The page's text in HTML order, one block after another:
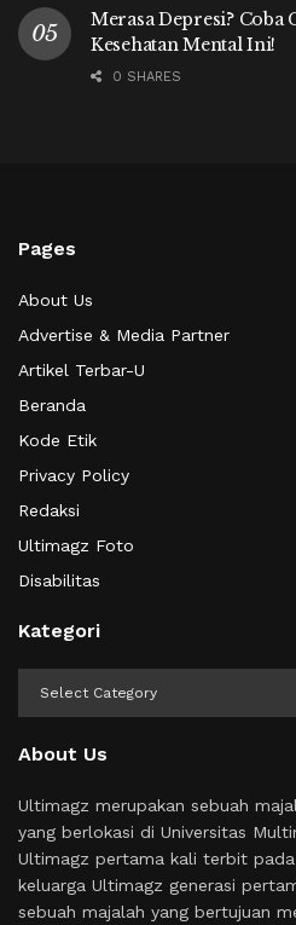
Merasa Depresi? Coba
Kesehatan Mental Ini!
0 SHARES
Pages
About Us
Advertise & Media Partner
Artikel Terbar-U
Beranda
Kode Etik
Privacy Policy
Redaksi
Ultimagz Foto
Disabilitas
Kategori
About Us
Ultimagz merupakan sebuah
yang berlokasi di Universitas
Ultimagz pertama kali terbit
keluarga Ultimagz generasi
sebuah majalah yang bertujuan